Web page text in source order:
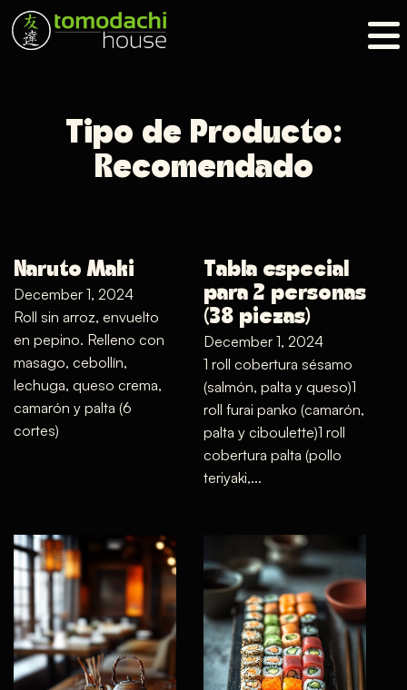
Tipo de Producto:
Recomendado
Naruto Maki
December 1, 2024
Roll sin arroz, envuelto
en pepino. Relleno con
masago, cebollín,
lechuga, queso crema,
camarón y palta (6
cortes)
Tabla especial
para 2 personas
(38 piezas)
December 1, 2024
1 roll cobertura sésamo
(salmón, palta y queso)1
roll furai panko (camarón,
palta y ciboulette)1 roll
cobertura palta (pollo
teriyaki,…